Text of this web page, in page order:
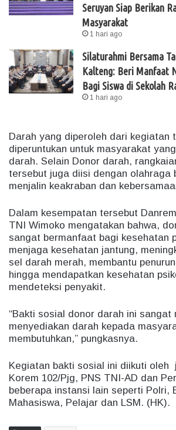
Seruyan Siap Berikan
Masyarakat
1 hari ago
Silaturahmi Bersama
Kalteng: Beri Manfaat
Bagi Siswa di Sekolah
1 hari ago
Darah yang diperoleh dari kegiatan
diperuntukan untuk masyarakat
darah. Selain Donor darah,
tersebut juga diisi dengan olahraga
menjalin keakraban dan
Dalam kesempatan tersebut
TNI Wimoko mengatakan bahwa,
sangat bermanfaat bagi kesehatan
menjaga kesehatan jantung,
sel darah merah, membantu
hingga mendapatkan kesehatan
mendeteksi penyakit.
“Bakti sosial donor darah ini sangat
menyediakan darah kepada
membutuhkan,” pungkasnya.
Kegiatan bakti sosial ini diikuti oleh
Korem 102/Pjg, PNS TNI-AD dan
beberapa instansi lain seperti Polri,
Mahasiswa, Pelajar dan LSM. (HK).